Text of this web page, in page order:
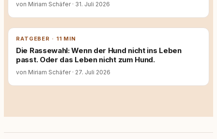
von Miriam Schäfer · 31. Juli 2026
RATGEBER · 11 MIN
Die Rassewahl: Wenn der Hund nicht ins Leben
passt. Oder das Leben nicht zum Hund.
von Miriam Schäfer · 27. Juli 2026